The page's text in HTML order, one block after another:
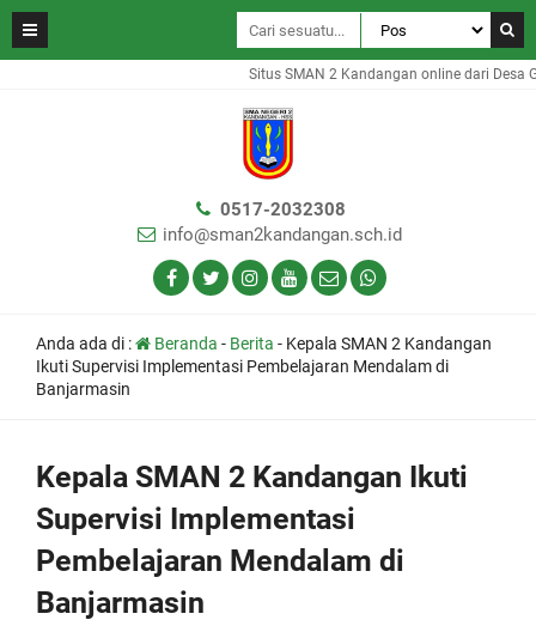
Situs SMAN 2 Kandangan online dari Desa
0517-2032308
info@sman2kandangan.sch.id
Anda ada di : Beranda - Berita - Kepala SMAN 2 Kandangan
Ikuti Supervisi Implementasi Pembelajaran Mendalam di
Banjarmasin
Kepala SMAN 2 Kandangan Ikuti
Supervisi Implementasi
Pembelajaran Mendalam di
Banjarmasin